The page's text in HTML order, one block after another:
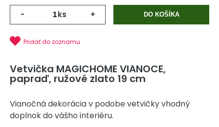
- ks + DO KOŠÍKA
Pridať do zoznamu
Vetvička MAGICHOME VIANOCE,
papraď, ružové zlato 19 cm
Vianočná dekorácia v podobe vetvičky vhodný
doplnok do vášho interiéru.